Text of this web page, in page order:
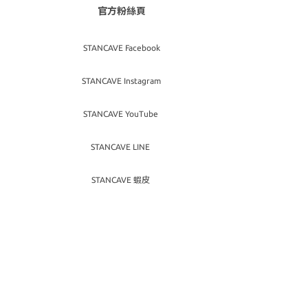
官方粉絲頁
STANCAVE Facebook
STANCAVE Instagram
STANCAVE YouTube
STANCAVE LINE
STANCAVE 蝦皮